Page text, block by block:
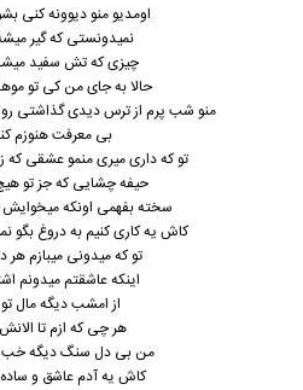
اومدیو منو دیوونه كنی
نمیدونستی كه گير
چیزی که تش سفید
حالا به جای من كی تو
منو شب پرم از ترس ديدی گذاشتی
بی معرفت هنوزم
تو كه داری ميری منمو عشقی كه
حیفه چشايی كه جز تو
سخته بفهمی اونكه
كاش يه كاری كنیم به دروغ بگو
تو كه میدونی میبازم هر
اینكه عاشقتم میدونم
از امشب دیگه مال
هر چی كه ازم تا
من بی دل سنگ دیگه خب
كاش یه آدم عاشق و ساده